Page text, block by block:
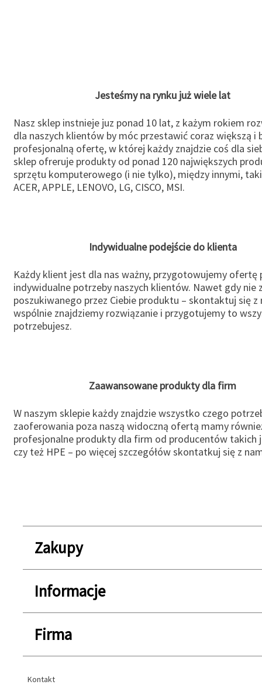
Jesteśmy na rynku już wiele lat
Nasz sklep instnieje juz ponad 10 lat, z każym rokiem
dla naszych klientów by móc przestawić coraz większą i
profesjonalną ofertę, w której każdy znajdzie coś dla
sklep ofreruje produkty od ponad 120 największych
sprzętu komputerowego (i nie tylko), między innymi,
ACER, APPLE, LENOVO, LG, CISCO, MSI.
Indywidualne podejście do klienta
Każdy klient jest dla nas ważny, przygotowujemy ofertę
indywidualne potrzeby naszych klientów. Nawet gdy nie
poszukiwanego przez Ciebie produktu – skontaktuj się z
wspólnie znajdziemy rozwiązanie i przygotujemy to
potrzebujesz.
Zaawansowane produkty dla firm
W naszym sklepie każdy znajdzie wszystko czego
zaoferowania poza naszą widoczną ofertą mamy
profesjonalne produkty dla firm od producentów takich
czy też HPE – po więcej szczegółów skontatkuj się z
Zakupy
Informacje
Firma
Kontakt
Kontakt